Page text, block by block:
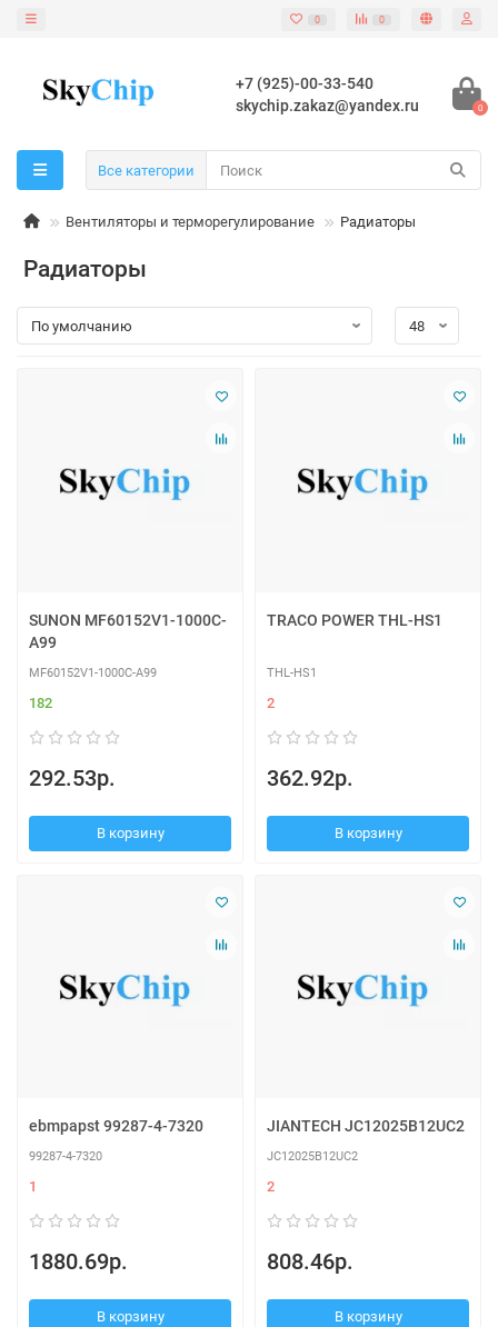
0 0
+7 (925)-00-33-540
skychip.zakaz@yandex.ru
0
Все категории
Вентиляторы и терморегулирование Радиаторы
Радиаторы
SUNON MF60152V1-1000C-
A99
MF60152V1-1000C-A99
182
292.53р.
В корзину
TRACO POWER THL-HS1
THL-HS1
2
362.92р.
В корзину
ebmpapst 99287-4-7320
99287-4-7320
1
1880.69р.
В корзину
JIANTECH JC12025B12UC2
JC12025B12UC2
2
808.46р.
В корзину